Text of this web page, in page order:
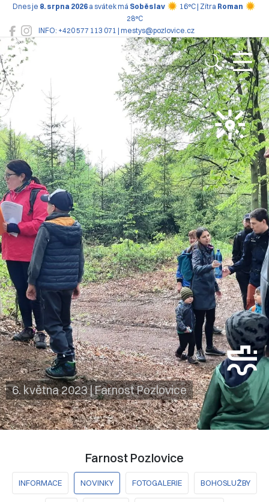
INFO: +420 577 113 071 | mestys@pozlovice.cz
Dnes je 8. srpna 2026 a svátek má Soběslav 16°C | Zítra Roman
28°C
Pozlovice
6. května 2023|Farnost Pozlovice
Farnost Pozlovice
INFORMACE NOVINKY FOTOGALERIE BOHOSLUŽBY